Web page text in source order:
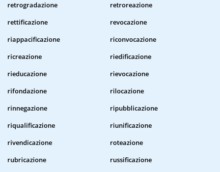
retrogradazione
retroreazione
rettificazione
revocazione
riappacificazione
riconvocazione
ricreazione
riedificazione
rieducazione
rievocazione
rifondazione
rilocazione
rinnegazione
ripubblicazione
riqualificazione
riunificazione
rivendicazione
roteazione
rubricazione
russificazione